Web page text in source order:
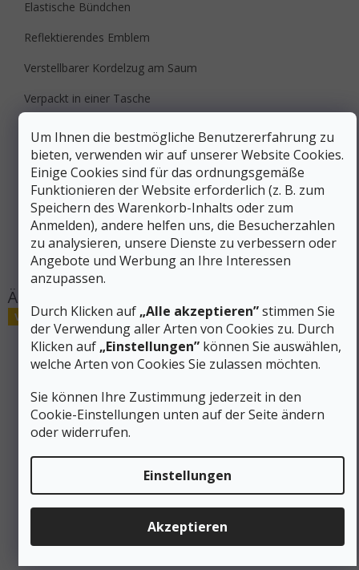
Um Ihnen die bestmögliche Benutzererfahrung zu
bieten, verwenden wir auf unserer Website Cookies.
Einige Cookies sind für das ordnungsgemäße
Funktionieren der Website erforderlich (z. B. zum
Speichern des Warenkorb-Inhalts oder zum
Anmelden), andere helfen uns, die Besucherzahlen
zu analysieren, unsere Dienste zu verbessern oder
Angebote und Werbung an Ihre Interessen
anzupassen.
Durch Klicken auf „Alle akzeptieren”stimmen Sie
der Verwendung aller Arten von Cookies zu. Durch
Klicken auf „Einstellungen” können Sie auswählen,
welche Arten von Cookies Sie zulassen möchten.
Sie können Ihre Zustimmung jederzeit in den
Cookie-Einstellungen unten auf der Seite ändern
oder widerrufen.
Einstellungen
Akzeptieren
Elastische Bündchen
Reflektierendes Emblem
Verstellbarer Kordelzug am Saum
Verpackt in einer Tasche
Zusätzliche Parameter
Kategorie :
Sportjacken für Damen
EAN:
Variante wählen
Aktivität:
Wandern
Geschlecht
Frauen
Produktart:
Jacken, Westen
#sizes_table#: hidden
Verkauf